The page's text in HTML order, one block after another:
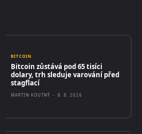
BITCOIN
Bitcoin zůstává pod 65 tisíci
dolary, trh sleduje varování před
stagflací
MARTIN KOUTNÝ - 8. 8. 2026